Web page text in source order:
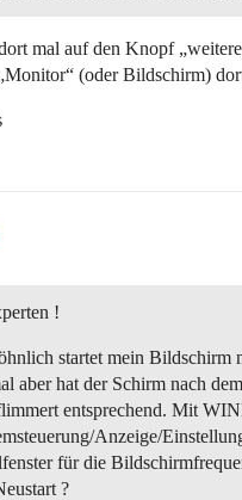
mal auf den Knopf
(oder Bildschirm)
!
startet mein Bildschirm
aber hat der Schirm nach
entsprechend. Mit
Anzeige/
für die
?